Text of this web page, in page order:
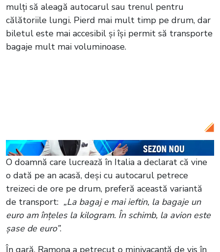
mulți să aleagă autocarul sau trenul pentru
călătoriile lungi. Pierd mai mult timp pe drum, dar
biletul este mai accesibil și își permit să transporte
bagaje mult mai voluminoase.
O doamnă care lucrează în Italia a declarat că vine
o dată pe an acasă, deși cu autocarul petrece
treizeci de ore pe drum, preferă această variantă
de transport: „La bagaj e mai ieftin, la bagaje un
euro am înțeles la kilogram. În schimb, la avion este
șase de euro”.
În gară, Ramona a petrecut o minivacanță de vis în